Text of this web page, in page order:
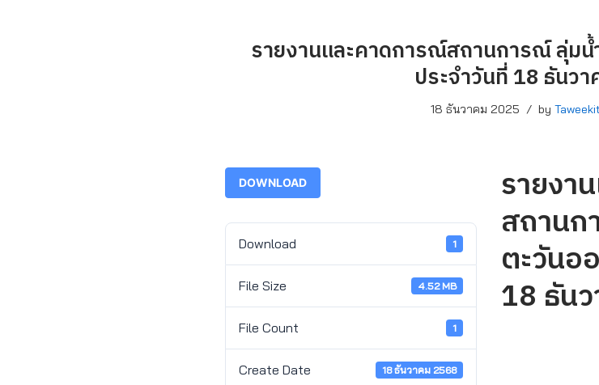
รายงานและคาดการณ์สถานการณ์ ลุ่ม
ประจำวันที่ 18 ธันว
18 ธันวาคม 2025 by
DOWNLOAD
Download 1
File Size 4.52 MB
File Count 1
Create Date 18 ธันวาคม 2568
รายงา
สถานก
ตะวันอ
18 ธัน